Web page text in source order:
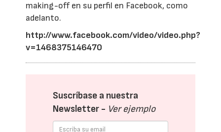
making-off en su perfil en Facebook, como
adelanto.
http://www.facebook.com/video/video.php?
v=1468375146470
Suscríbase a nuestra
Newsletter - Ver ejemplo